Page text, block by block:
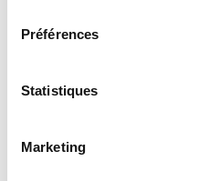
Préférences
Statistiques
Marketing